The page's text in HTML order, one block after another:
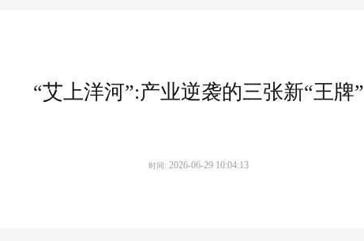
“艾上洋河”:产业逆袭的三张新“王牌”
时间: 2026-06-29 10:04:13